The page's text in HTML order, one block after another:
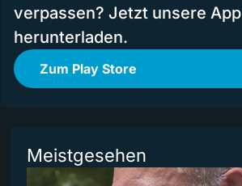
verpassen? Jetzt unsere App
herunterladen.
Zum Play Store
Meistgesehen